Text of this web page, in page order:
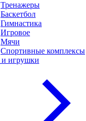
Тренажеры
Баскетбол
Гимнастика
Игровое
Мячи
Спортивные комплексы
игрушки